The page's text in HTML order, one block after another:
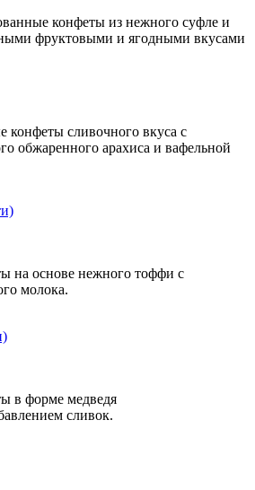
конфеты из нежного суфле и
фруктовыми и ягодными вкусами
конфеты сливочного вкуса с
обжаренного арахиса и вафельной
на основе нежного тоффи с
молока.
в форме медведя
сливок.